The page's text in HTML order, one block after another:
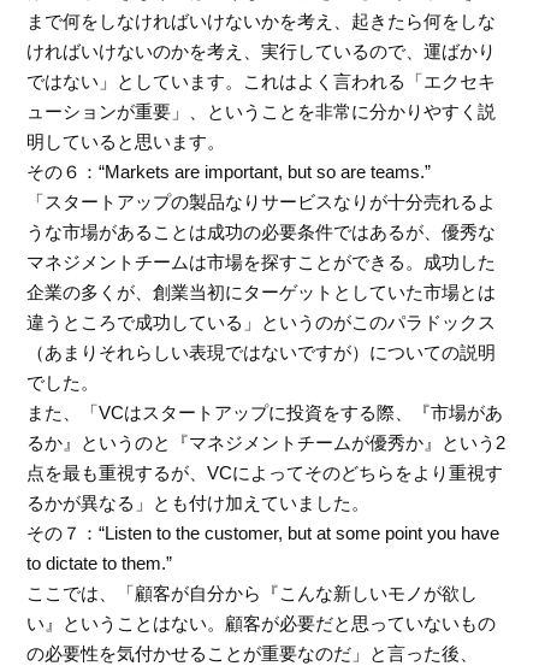
まで何をしなければいけないかを考え、起きたら何をしな
ければいけないのかを考え、実行しているので、運ばかり
ではない」としています。これはよく言われる「エクセキ
ューションが重要」、ということを非常に分かりやすく説
明していると思います。
その６：“Markets are important, but so are teams.”
「スタートアップの製品なりサービスなりが十分売れるよ
うな市場があることは成功の必要条件ではあるが、優秀な
マネジメントチームは市場を探すことができる。成功した
企業の多くが、創業当初にターゲットとしていた市場とは
違うところで成功している」というのがこのパラドックス
（あまりそれらしい表現ではないですが）についての説明
でした。
また、「VCはスタートアップに投資をする際、『市場があ
るか』というのと『マネジメントチームが優秀か』という2
点を最も重視するが、VCによってそのどちらをより重視す
るかが異なる」とも付け加えていました。
その７：“Listen to the customer, but at some point you have
to dictate to them.”
ここでは、「顧客が自分から『こんな新しいモノが欲し
い』ということはない。顧客が必要だと思っていないもの
の必要性を気付かせることが重要なのだ」と言った後、